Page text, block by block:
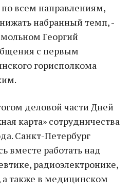
по всем направлениям,
набранный темп, -
Георгий
с первым
горисполкома
деловой части Дней
карта» сотрудничества
Санкт-Петербург
вместе работать над
радиоэлектронике,
а также в медицинском